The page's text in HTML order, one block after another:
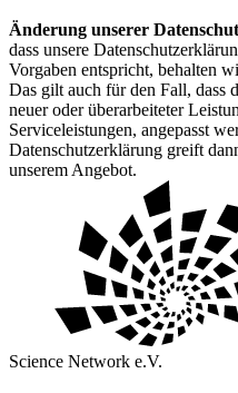
Änderung unserer
dass unsere
Vorgaben entspricht, behalten
Das gilt auch für den Fall, dass
neuer oder überarbeiteter
Serviceleistungen, angepasst
Datenschutzerklärung greift
unserem Angebot.
Science Network e.V.